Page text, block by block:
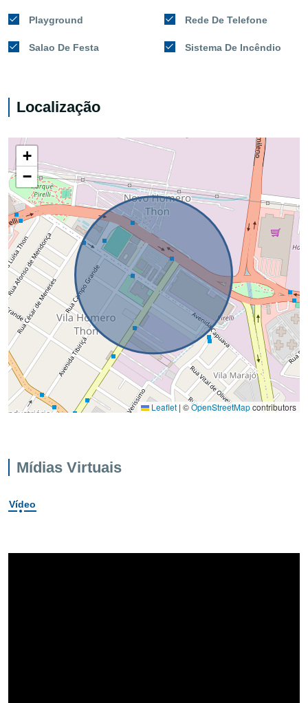
Playground Rede De Telefone
Salao De Festa Sistema De Incêndio
Localização
+
−
Leaflet | ©OpenStreetMapcontributors
Mídias Virtuais
Vídeo